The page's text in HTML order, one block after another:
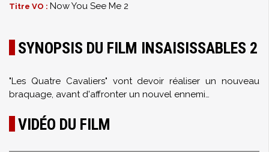
Titre VO : Now You See Me 2
SYNOPSIS DU FILM INSAISISSABLES 2
"Les Quatre Cavaliers" vont devoir réaliser un nouveau
braquage, avant d'affronter un nouvel ennemi…
VIDÉO DU FILM